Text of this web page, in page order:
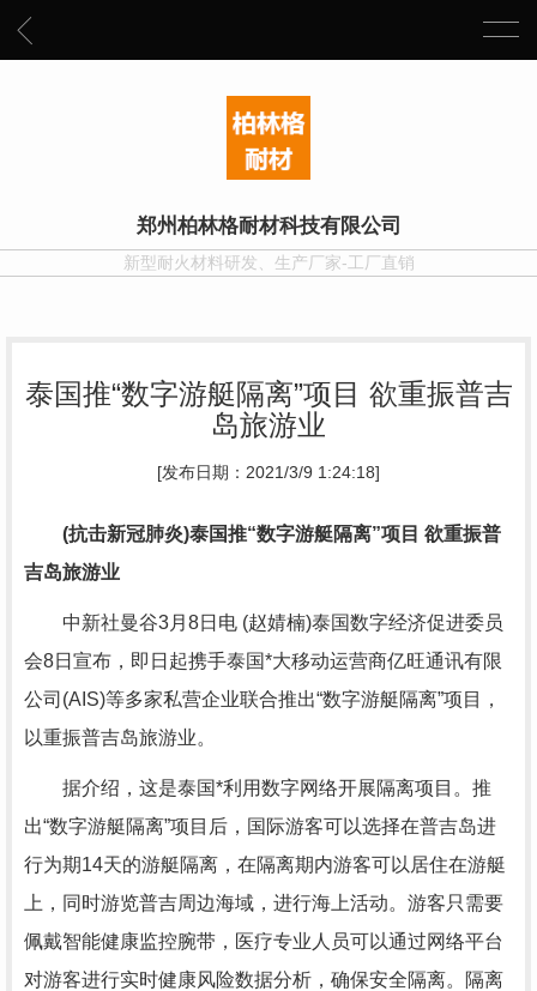
郑州柏林格耐材科技有限公司
新型耐火材料研发、生产厂家-工厂直销
泰国推“数字游艇隔离”项目 欲重振普吉
岛旅游业
[发布日期：2021/3/9 1:24:18]
(抗击新冠肺炎)泰国推“数字游艇隔离”项目 欲重振普
吉岛旅游业
中新社曼谷3月8日电 (赵婧楠)泰国数字经济促进委员
会8日宣布，即日起携手泰国*大移动运营商亿旺通讯有限
公司(AIS)等多家私营企业联合推出“数字游艇隔离”项目，
以重振普吉岛旅游业。
据介绍，这是泰国*利用数字网络开展隔离项目。推
出“数字游艇隔离”项目后，国际游客可以选择在普吉岛进
行为期14天的游艇隔离，在隔离期内游客可以居住在游艇
上，同时游览普吉周边海域，进行海上活动。游客只需要
佩戴智能健康监控腕带，医疗专业人员可以通过网络平台
对游客进行实时健康风险数据分析，确保安全隔离。隔离